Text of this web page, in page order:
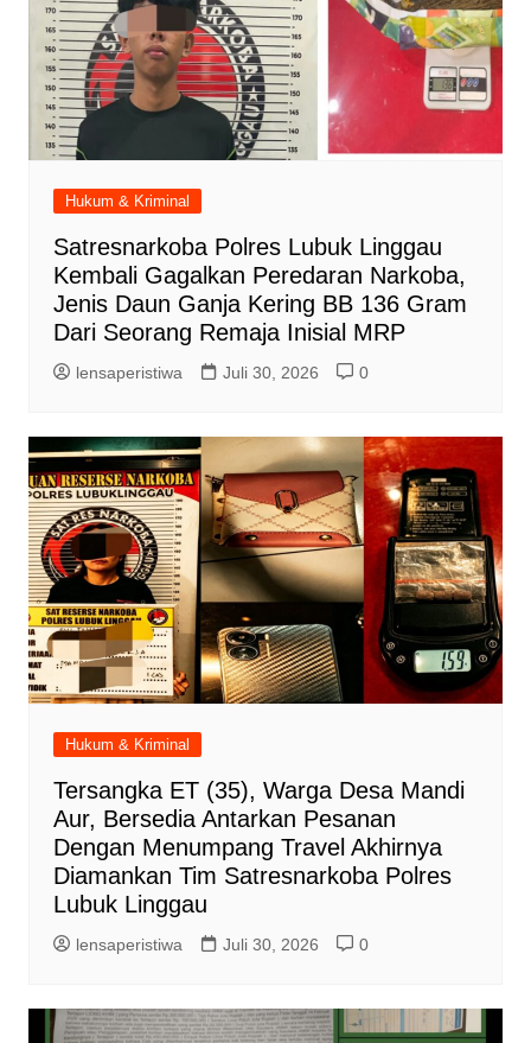
Hukum & Kriminal
Satresnarkoba Polres Lubuk Linggau
Kembali Gagalkan Peredaran Narkoba,
Jenis Daun Ganja Kering BB 136 Gram
Dari Seorang Remaja Inisial MRP
lensaperistiwa Juli 30, 2026 0
Hukum & Kriminal
Tersangka ET (35), Warga Desa Mandi
Aur, Bersedia Antarkan Pesanan
Dengan Menumpang Travel Akhirnya
Diamankan Tim Satresnarkoba Polres
Lubuk Linggau
lensaperistiwa Juli 30, 2026 0